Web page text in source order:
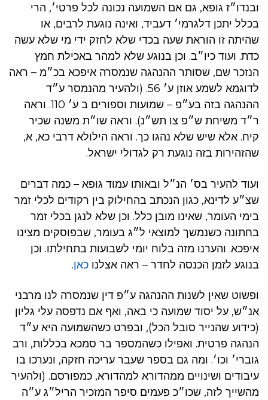
ובנדו״ז גופא, גם אם השמועה נכונה לכל פרטי׳, הרי
בכלל יתכן דלגרמי׳ דעביד, ואינה נוגעת לרבים, או
שהיתה זו הוראת שעה בכדי שלא לחזק ידי מי שלא עשה
כדת. ועוד כיו״ב. וכן בנוגע שלא למהר באכילת חמץ
הנזכר שם, שסותר ההנהגה שנמסרה איפכא בכ״מ – ראה
לדוגמא לשמע אוזן ע׳ 56. (ולהעיר מהנמסר ע״ד
ההנהגה בזה בע״פ – שמועות וספורים ב ע׳ 110. וראה
ר״ד משיחת ש״פ צו תש״נ). וראה שו״ת משנה שכיר
קיח. אלא שיש שלא נהגו כך. וראה הילולא דרבי כא, א,
שהזהירות בזה נוגעת רק לגדולי ישראל.
ועוד להעיר בס׳ הנ״ל ובאותו עמוד גופא – כמה דברים
שצ״ע לדינא, כגון הנכתב בהחילוק בין רקודים לכלי זמר
בימי העומר, שאינו מובן כלל. וכן שלא לנגן בכלי זמר
בחתונה כשנמשך למוצאי ל״ג בעומר, שבפוסקים מצינו
איפכא. והערנו מזה בלוח יומי לשבועות בתחילתו. וכן
בנוגע לזמן הכנסה לחדר – ראה אצלנו כאן.
ופשוט שאין לשנות ההנהגה ע״פ דין שנמסרה לנו מרבני
אנ״ש, על יסוד שמועה כי באה, ואף אם נדפסה עלי גליון
(כידוע שהנייר סובל הכל), ובפרט כשהשמועה היא ע״ד
הנהגה פרטית. ואפילו כשהמספר בר סמכא בכללות, ורב
גוברי׳ וכו׳. ומה גם בספר שעבר עריכה חזקה, ונערכו בו
עיבודים ושינויים ממהדורא למהדורא, כמפורסם. (ולהעיר
מהשייך לזה, שכו״כ פעמים סיפר המזכיר הריל״ג ע״ה